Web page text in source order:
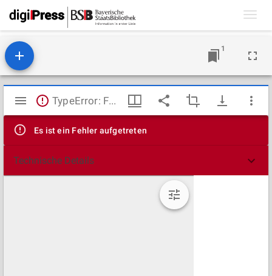
1
Mirador
Viewer
TypeError: Failed to fetch
Es ist ein Fehler aufgetreten
Technische Details